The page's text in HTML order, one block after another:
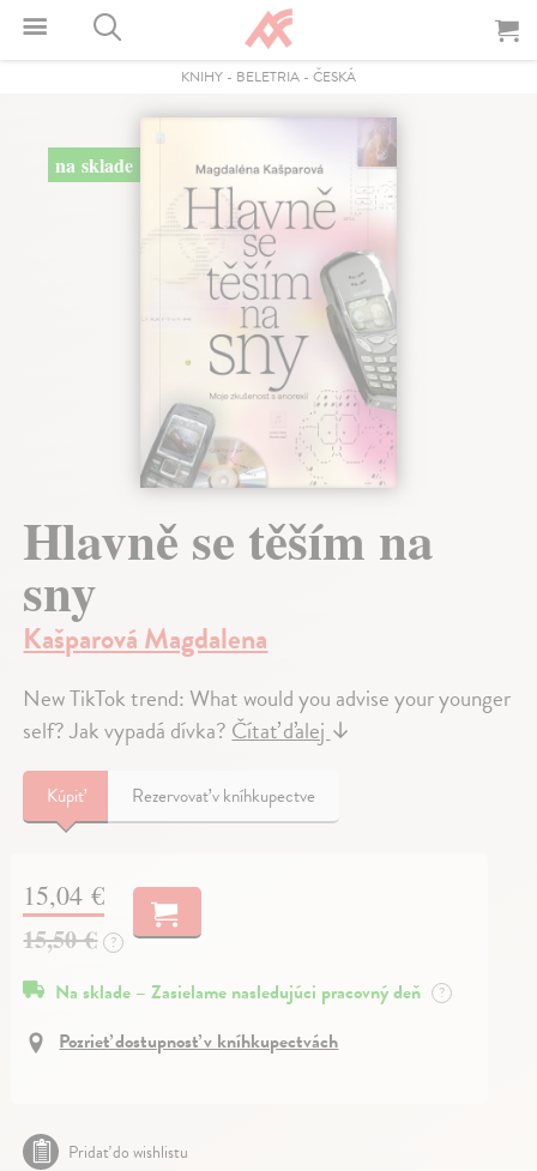
KNIHY - BELETRIA - ČESKÁ
na sklade
Hlavně se těším na
sny
Kašparová Magdalena
New TikTok trend: What would you advise your younger
self? Jak vypadá dívka?Čítať ďalej↓
Kúpiť Rezervovať v kníhkupectve
15,04 €
15,50 € ?
Na sklade – Zasielame nasledujúci pracovný deň ?
Pozrieť dostupnosť v kníhkupectvách
Pridať do wishlistu